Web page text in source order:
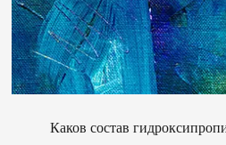
Каков состав